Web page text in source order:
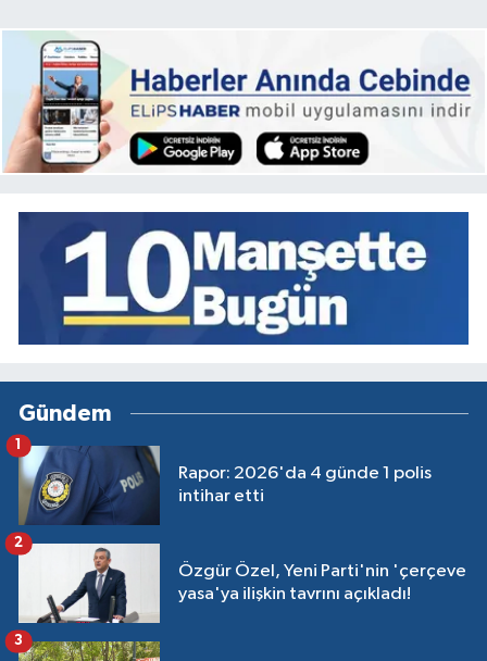
Gündem
Rapor: 2026'da 4 günde 1 polis
intihar etti
1
Özgür Özel, Yeni Parti'nin 'çerçeve
yasa'ya ilişkin tavrını açıkladı!
2
3